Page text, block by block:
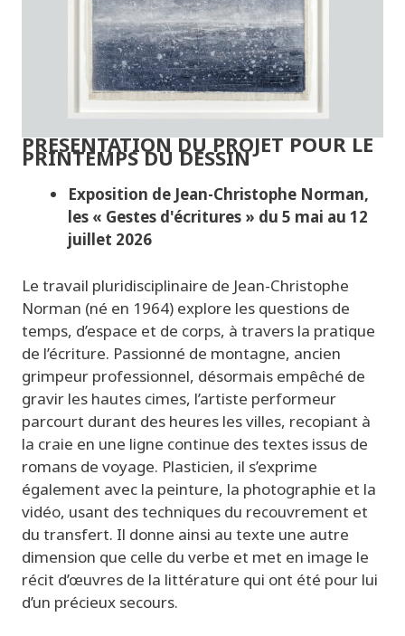
PRÉSENTATION DU PROJET POUR LE
PRINTEMPS DU DESSIN
Exposition de Jean-Christophe Norman,
les « Gestes d'écritures » du 5 mai au 12
juillet 2026
Le travail pluridisciplinaire de Jean-Christophe
Norman (né en 1964) explore les questions de
temps, d’espace et de corps, à travers la pratique
de l’écriture. Passionné de montagne, ancien
grimpeur professionnel, désormais empêché de
gravir les hautes cimes, l’artiste performeur
parcourt durant des heures les villes, recopiant à
la craie en une ligne continue des textes issus de
romans de voyage. Plasticien, il s’exprime
également avec la peinture, la photographie et la
vidéo, usant des techniques du recouvrement et
du transfert. Il donne ainsi au texte une autre
dimension que celle du verbe et met en image le
récit d’œuvres de la littérature qui ont été pour lui
d’un précieux secours.